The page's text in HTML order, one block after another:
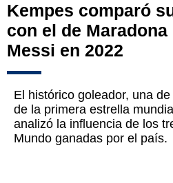
Kempes comparó
con el de
Messi en 2022
El histórico goleador, una
de la primera estrella
analizó la influencia de los
Mundo ganadas por el país.